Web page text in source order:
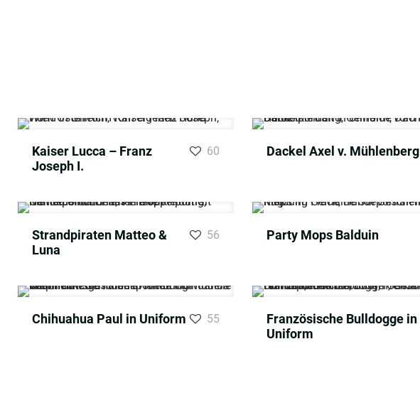
Kaiser Lucca – Franz
Joseph I.
60 Dackel Axel v. Mühlenberg
Strandpiraten Matteo &
Luna
56 Party Mops Balduin
Chihuahua Paul in Uniform 55
Französische Bulldogge in
Uniform